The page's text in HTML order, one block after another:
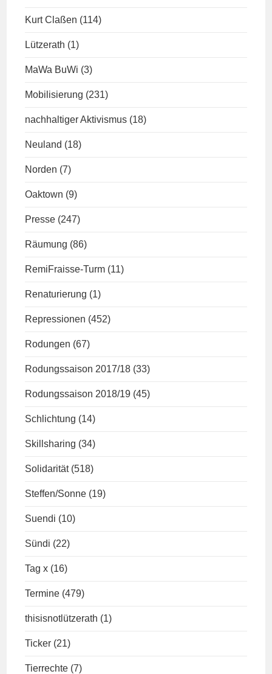
Kurt Claßen (114)
Lützerath (1)
MaWa BuWi (3)
Mobilisierung (231)
nachhaltiger Aktivismus (18)
Neuland (18)
Norden (7)
Oaktown (9)
Presse (247)
Räumung (86)
RemiFraisse-Turm (11)
Renaturierung (1)
Repressionen (452)
Rodungen (67)
Rodungssaison 2017/18 (33)
Rodungssaison 2018/19 (45)
Schlichtung (14)
Skillsharing (34)
Solidarität (518)
Steffen/Sonne (19)
Suendi (10)
Sündi (22)
Tag x (16)
Termine (479)
thisisnotlützerath (1)
Ticker (21)
Tierrechte (7)